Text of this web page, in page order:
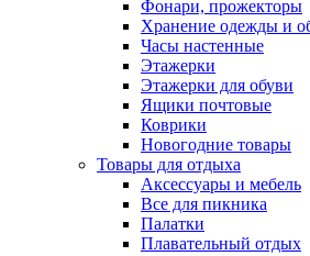
Фонари, прожекторы
Хранение одежды и
Часы настенные
Этажерки
Этажерки для обуви
Ящики почтовые
Коврики
Новогодние товары
Товары для отдыха
Аксессуары и мебель
Все для пикника
Палатки
Плавательный отдых